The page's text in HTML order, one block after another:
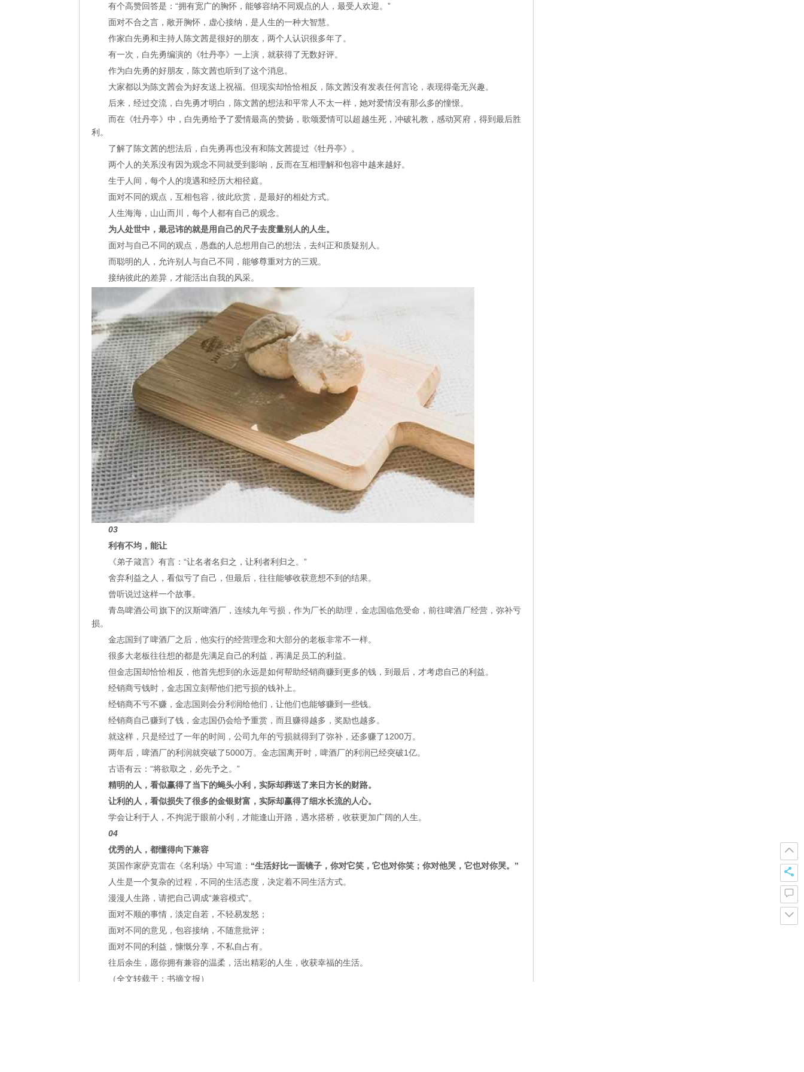
有个高赞回答是：“拥有宽广的胸怀，能够容纳不同观点的人，最受人欢迎。”
面对不合之言，敞开胸怀，虚心接纳，是人生的一种大智慧。
作家白先勇和主持人陈文茜是很好的朋友，两个人认识很多年了。
有一次，白先勇编演的《牡丹亭》一上演，就获得了无数好评。
作为白先勇的好朋友，陈文茜也听到了这个消息。
大家都以为陈文茜会为好友送上祝福。但现实却恰恰相反，陈文茜没有发表任何言论，表现得毫无兴趣。
后来，经过交流，白先勇才明白，陈文茜的想法和平常人不太一样，她对爱情没有那么多的憧憬。
而在《牡丹亭》中，白先勇给予了爱情最高的赞扬，歌颂爱情可以超越生死，冲破礼教，感动冥府，得到最后胜
利。
了解了陈文茜的想法后，白先勇再也没有和陈文茜提过《牡丹亭》。
两个人的关系没有因为观念不同就受到影响，反而在互相理解和包容中越来越好。
生于人间，每个人的境遇和经历大相径庭。
面对不同的观点，互相包容，彼此欣赏，是最好的相处方式。
人生海海，山山而川，每个人都有自己的观念。
为人处世中，最忌讳的就是用自己的尺子去度量别人的人生。
面对与自己不同的观点，愚蠢的人总想用自己的想法，去纠正和质疑别人。
而聪明的人，允许别人与自己不同，能够尊重对方的三观。
接纳彼此的差异，才能活出自我的风采。
03
利有不均，能让
《弟子箴言》有言：“让名者名归之，让利者利归之。”
舍弃利益之人，看似亏了自己，但最后，往往能够收获意想不到的结果。
曾听说过这样一个故事。
青岛啤酒公司旗下的汉斯啤酒厂，连续九年亏损，作为厂长的助理，金志国临危受命，前往啤酒厂经营，弥补亏
损。
金志国到了啤酒厂之后，他实行的经营理念和大部分的老板非常不一样。
很多大老板往往想的都是先满足自己的利益，再满足员工的利益。
但金志国却恰恰相反，他首先想到的永远是如何帮助经销商赚到更多的钱，到最后，才考虑自己的利益。
经销商亏钱时，金志国立刻帮他们把亏损的钱补上。
经销商不亏不赚，金志国则会分利润给他们，让他们也能够赚到一些钱。
经销商自己赚到了钱，金志国仍会给予重赏，而且赚得越多，奖励也越多。
就这样，只是经过了一年的时间，公司九年的亏损就得到了弥补，还多赚了1200万。
两年后，啤酒厂的利润就突破了5000万。金志国离开时，啤酒厂的利润已经突破1亿。
古语有云：“将欲取之，必先予之。”
精明的人，看似赢得了当下的蝇头小利，实际却葬送了来日方长的财路。
让利的人，看似损失了很多的金银财富，实际却赢得了细水长流的人心。
学会让利于人，不拘泥于眼前小利，才能逢山开路，遇水搭桥，收获更加广阔的人生。
04
优秀的人，都懂得向下兼容
英国作家萨克雷在《名利场》中写道： “生活好比一面镜子，你对它笑，它也对你笑；你对他哭，它也对你哭。”
人生是一个复杂的过程，不同的生活态度，决定着不同生活方式。
漫漫人生路，请把自己调成“兼容模式”。
面对不顺的事情，淡定自若，不轻易发怒；
面对不同的意见，包容接纳，不随意批评；
面对不同的利益，慷慨分享，不私自占有。
往后余生，愿你拥有兼容的温柔，活出精彩的人生，收获幸福的生活。
（全文转载于：书摘文报）